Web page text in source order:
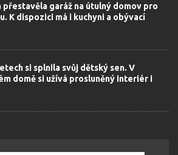
přestavěla garáž na útulný domov pro
K dispozici má i kuchyni a obývací
si splnila svůj dětský sen. V
domě si užívá prosluněný interiér i